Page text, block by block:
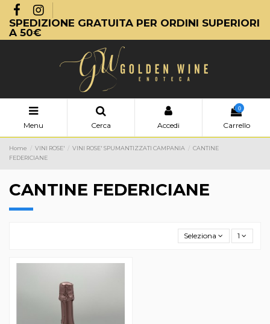
SPEDIZIONE GRATUITA PER ORDINI SUPERIORI
A 50€
Menu Cerca Accedi
0
Carrello
Home VINI ROSE' VINI ROSE' SPUMANTIZZATI CAMPANIA
CANTINE
FEDERICIANE
CANTINE FEDERICIANE
Seleziona 1